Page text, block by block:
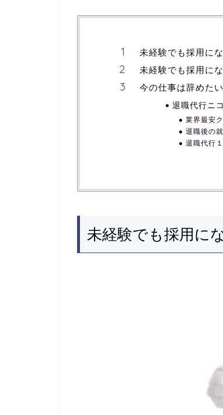
未経験でも採用に
未経験でも採用に
今の仕事は辞めた
退職代行ニ
業界最安
退職後の
退職代行
未経験でも採用に